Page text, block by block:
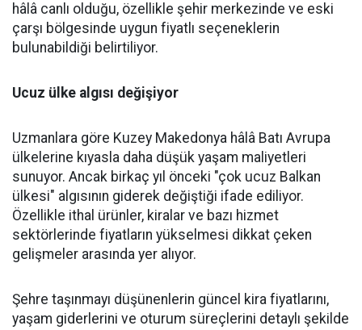
hâlâ canlı olduğu, özellikle şehir merkezinde ve eski
çarşı bölgesinde uygun fiyatlı seçeneklerin
bulunabildiği belirtiliyor.
Ucuz ülke algısı değişiyor
Uzmanlara göre Kuzey Makedonya hâlâ Batı Avrupa
ülkelerine kıyasla daha düşük yaşam maliyetleri
sunuyor. Ancak birkaç yıl önceki "çok ucuz Balkan
ülkesi" algısının giderek değiştiği ifade ediliyor.
Özellikle ithal ürünler, kiralar ve bazı hizmet
sektörlerinde fiyatların yükselmesi dikkat çeken
gelişmeler arasında yer alıyor.
Şehre taşınmayı düşünenlerin güncel kira fiyatlarını,
yaşam giderlerini ve oturum süreçlerini detaylı şekilde